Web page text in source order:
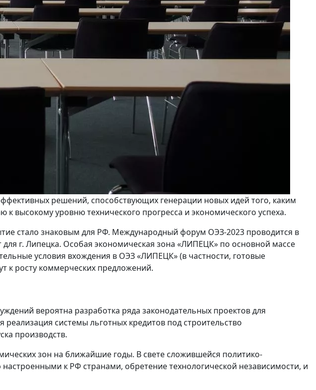
решений, способствующих генерации новых идей того, каким
высокому уровню технического прогресса и экономического успеха.
стало знаковым для РФ. Международный форум ОЭЗ-2023 проводится в
г. Липецка. Особая экономическая зона «ЛИПЕЦК» по основной массе
условия вхождения в ОЭЗ «ЛИПЕЦК» (в частности, готовые
к росту коммерческих предложений.
вероятна разработка ряда законодательных проектов для
системы льготных кредитов под строительство
производств.
зон на ближайшие годы. В свете сложившейся политико-
к РФ странами, обретение технологической независимости, и